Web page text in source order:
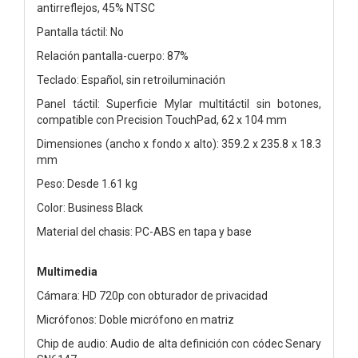
antirreflejos, 45% NTSC
Pantalla táctil: No
Relación pantalla-cuerpo: 87%
Teclado: Español, sin retroiluminación
Panel táctil: Superficie Mylar multitáctil sin botones,
compatible con Precision TouchPad, 62 x 104 mm
Dimensiones (ancho x fondo x alto): 359.2 x 235.8 x 18.3
mm
Peso: Desde 1.61 kg
Color: Business Black
Material del chasis: PC-ABS en tapa y base
Multimedia
Cámara: HD 720p con obturador de privacidad
Micrófonos: Doble micrófono en matriz
Chip de audio: Audio de alta definición con códec Senary